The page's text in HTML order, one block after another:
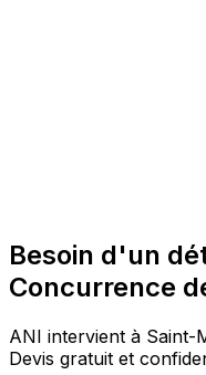
Besoin d'un
Concurrence
ANI intervient à Saint-
Devis gratuit et